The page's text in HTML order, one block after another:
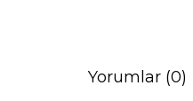
Yorumlar (0)